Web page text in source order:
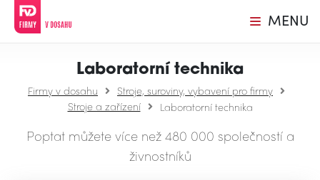
MENU
Laboratorní technika
Firmy v dosahu
Stroje, suroviny, vybavení pro firmy
Stroje a zařízení
Laboratorní technika
Poptat můžete více než 480 000 společností a
živnostníků